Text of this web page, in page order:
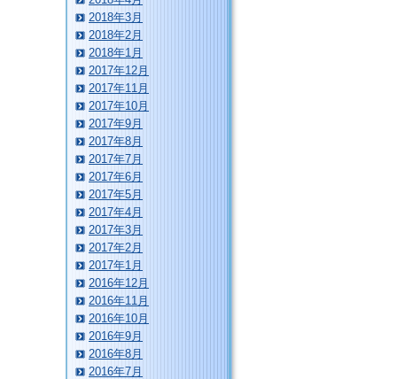
2018年3月
2018年2月
2018年1月
2017年12月
2017年11月
2017年10月
2017年9月
2017年8月
2017年7月
2017年6月
2017年5月
2017年4月
2017年3月
2017年2月
2017年1月
2016年12月
2016年11月
2016年10月
2016年9月
2016年8月
2016年7月